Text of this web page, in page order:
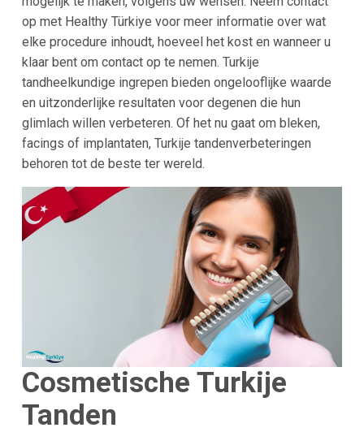
op met Healthy Türkiye voor meer informatie over wat
elke procedure inhoudt, hoeveel het kost en wanneer u
klaar bent om contact op te nemen. Turkije
tandheelkundige ingrepen bieden ongelooflijke waarde
en uitzonderlijke resultaten voor degenen die hun
glimlach willen verbeteren. Of het nu gaat om bleken,
facings of implantaten, Turkije tandenverbeteringen
behoren tot de beste ter wereld.
Cosmetische Turkije
Tanden